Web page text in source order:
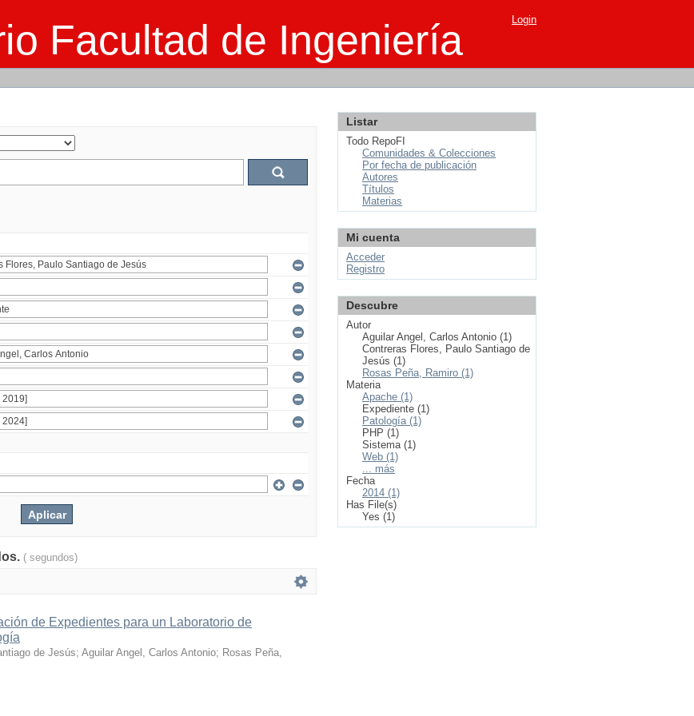
Facultad de Ingeniería Login
( segundos)
de Expedientes para un Laboratorio de
de Jesús; Aguilar Angel, Carlos Antonio; Rosas Peña,
Listar
Todo RepoFI
Comunidades & Colecciones
Por fecha de publicación
Autores
Títulos
Materias
Mi cuenta
Acceder
Registro
Descubre
Autor
Aguilar Angel, Carlos Antonio (1)
Contreras Flores, Paulo Santiago de
Jesús (1)
Rosas Peña, Ramiro (1)
Materia
Apache (1)
Expediente (1)
Patología (1)
PHP (1)
Sistema (1)
Web (1)
... más
Fecha
2014 (1)
Has File(s)
Yes (1)